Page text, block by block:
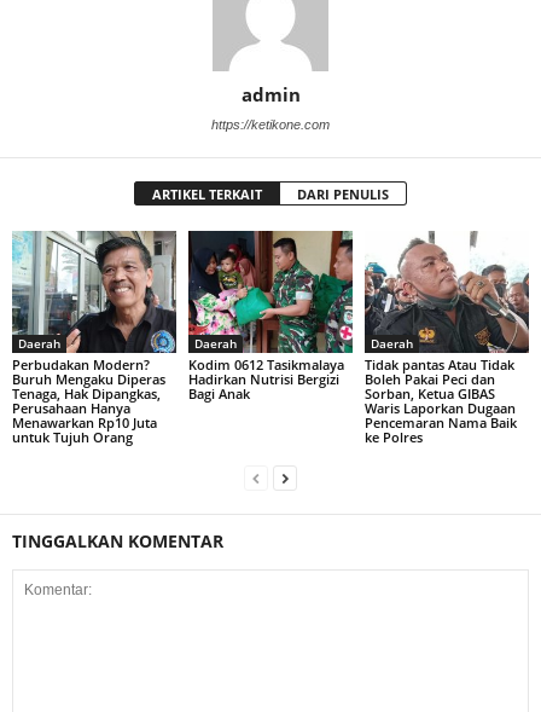
admin
https://ketikone.com
ARTIKEL TERKAIT DARI PENULIS
Daerah
Perbudakan Modern?
Buruh Mengaku Diperas
Tenaga, Hak Dipangkas,
Perusahaan Hanya
Menawarkan Rp10 Juta
untuk Tujuh Orang
Daerah
Kodim 0612 Tasikmalaya
Hadirkan Nutrisi Bergizi
Bagi Anak
Daerah
Tidak pantas Atau Tidak
Boleh Pakai Peci dan
Sorban, Ketua GIBAS
Waris Laporkan Dugaan
Pencemaran Nama Baik
ke Polres
TINGGALKAN KOMENTAR